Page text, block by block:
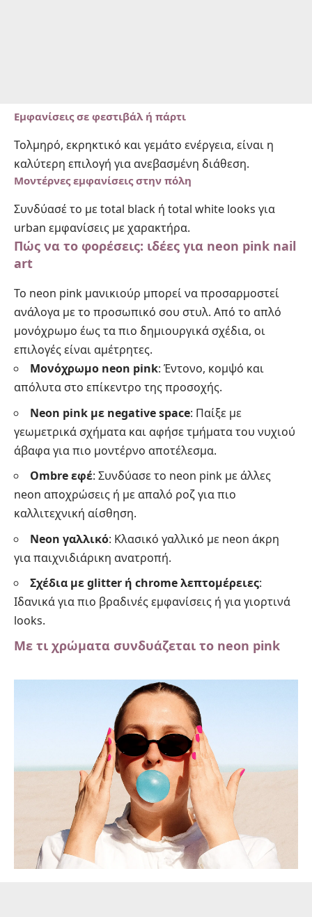
Εμφανίσεις σε φεστιβάλ ή πάρτι
Τολμηρό, εκρηκτικό και γεμάτο ενέργεια, είναι η
καλύτερη επιλογή για ανεβασμένη διάθεση.
Μοντέρνες εμφανίσεις στην πόλη
Συνδύασέ το με total black ή total white looks για
urban εμφανίσεις με χαρακτήρα.
Πώς να το φορέσεις: ιδέες για neon pink nail
art
Το neon pink μανικιούρ μπορεί να προσαρμοστεί
ανάλογα με το προσωπικό σου στυλ. Από το απλό
μονόχρωμο έως τα πιο δημιουργικά σχέδια, οι
επιλογές είναι αμέτρητες.
Μονόχρωμο neon pink: Έντονο, κομψό και
απόλυτα στο επίκεντρο της προσοχής.
Neon pink με negative space: Παίξε με
γεωμετρικά σχήματα και αφήσε τμήματα του νυχιού
άβαφα για πιο μοντέρνο αποτέλεσμα.
Ombre εφέ: Συνδύασε το neon pink με άλλες
neon αποχρώσεις ή με απαλό ροζ για πιο
καλλιτεχνική αίσθηση.
Neon γαλλικό: Κλασικό γαλλικό με neon άκρη
για παιχνιδιάρικη ανατροπή.
Σχέδια με glitter ή chrome λεπτομέρειες:
Ιδανικά για πιο βραδινές εμφανίσεις ή για γιορτινά
looks.
Με τι χρώματα συνδυάζεται το neon pink